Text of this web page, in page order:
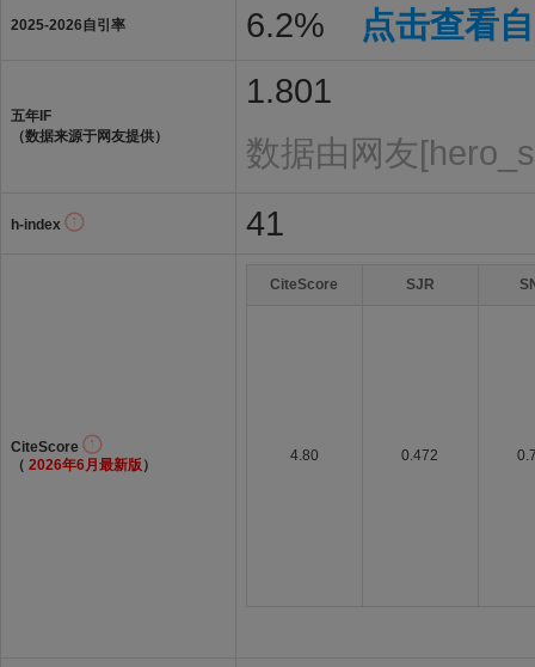
2025-2026自引率 6.2% 点击查看
五年IF
（数据来源于网友提供）
1.801
数据由网友
h-index 41
CiteScore
（ 2026年6月最新版 ）
CiteScore SJR
4.80 0.472